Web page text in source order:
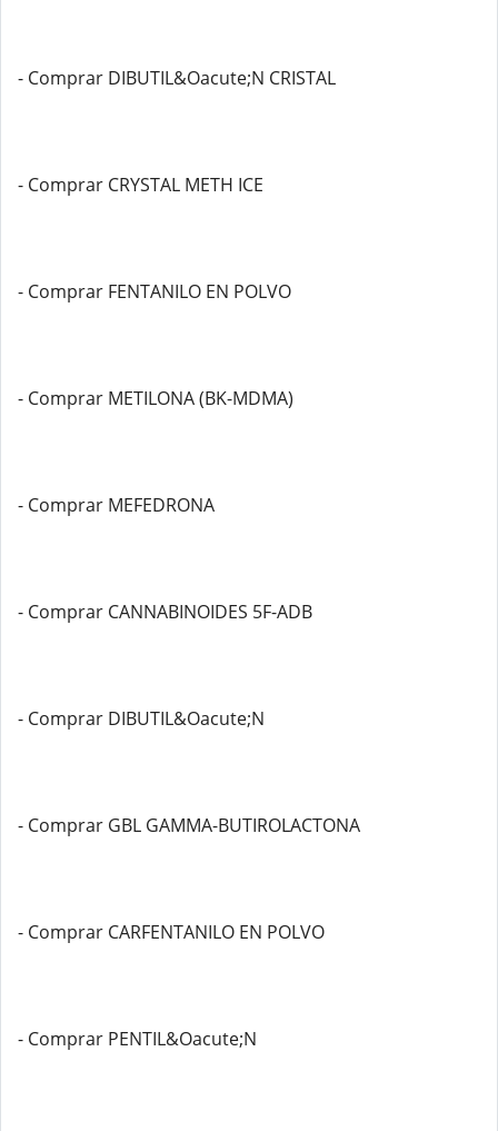
- Comprar DIBUTIL&Oacute;N CRISTAL
- Comprar CRYSTAL METH ICE
- Comprar FENTANILO EN POLVO
- Comprar METILONA (BK-MDMA)
- Comprar MEFEDRONA
- Comprar CANNABINOIDES 5F-ADB
- Comprar DIBUTIL&Oacute;N
- Comprar GBL GAMMA-BUTIROLACTONA
- Comprar CARFENTANILO EN POLVO
- Comprar PENTIL&Oacute;N